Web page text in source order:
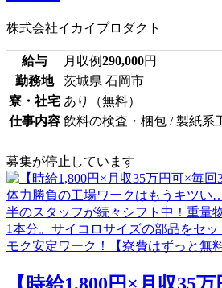
株式会社イカイプロダクト
給与 月収例290,000円
勤務地
茨城県 石岡市
寮・社宅 あり（無料）
仕事内容 飲料の検査・梱包 / 製紙系
募集が停止しています